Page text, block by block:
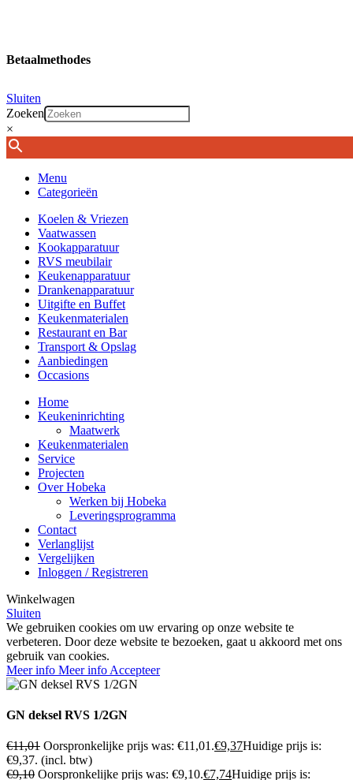
Betaalmethodes
Sluiten
Zoeken
×
Menu
Categorieën
Koelen & Vriezen
Vaatwassen
Kookapparatuur
RVS meubilair
Keukenapparatuur
Drankenapparatuur
Uitgifte en Buffet
Keukenmaterialen
Restaurant en Bar
Transport & Opslag
Aanbiedingen
Occasions
Home
Keukeninrichting
Maatwerk
Keukenmaterialen
Service
Projecten
Over Hobeka
Werken bij Hobeka
Leveringsprogramma
Contact
Verlanglijst
Vergelijken
Inloggen / Registreren
Winkelwagen
Sluiten
We gebruiken cookies om uw ervaring op onze website te
verbeteren. Door deze website te bezoeken, gaat u akkoord met ons
gebruik van cookies.
Meer info Meer info Accepteer
GN deksel RVS 1/2GN
€11,01 Oorspronkelijke prijs was: €11,01.€9,37Huidige prijs is:
€9,37. (incl. btw)
€9,10 Oorspronkelijke prijs was: €9,10.€7,74Huidige prijs is: